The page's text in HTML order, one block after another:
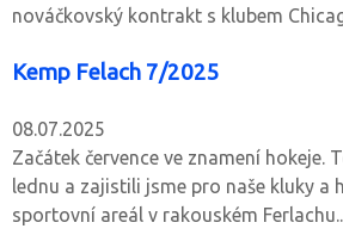
nováčkovský kontrakt s klubem
Kemp Felach 7/2025
08.07.2025
Začátek července ve znamení hokeje.
lednu a zajistili jsme pro naše kluky a
sportovní areál v rakouském